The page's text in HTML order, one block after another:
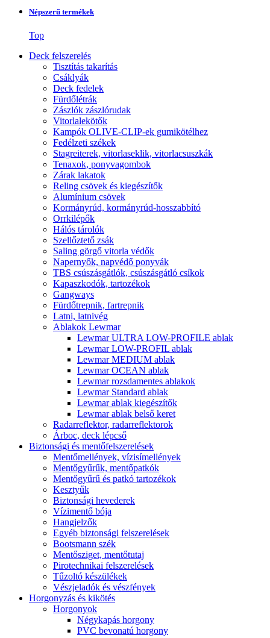
Népszerű termékek
Top
Deck felszerelés
Tisztítás takarítás
Csáklyák
Deck fedelek
Fürdőlétrák
Zászlók zászlórudak
Vitorlalekötők
Kampók OLIVE-CLIP-ek gumikötélhez
Fedélzeti székek
Stagreiterek, vitorlaseklik, vitorlacsuszkák
Tenaxok, ponyvagombok
Zárak lakatok
Reling csövek és kiegészítők
Alumínium csövek
Kormányrúd, kormányrúd-hosszabbító
Orrkilépők
Hálós tárolók
Szellőztető zsák
Saling görgő vitorla védők
Napernyők, napvédő ponyvák
TBS csúszásgátlók, csúszásgátló csíkok
Kapaszkodók, tartozékok
Gangways
Fürdőtrepnik, fartrepnik
Latni, latnivég
Ablakok Lewmar
Lewmar ULTRA LOW-PROFILE ablak
Lewmar LOW-PROFIL ablak
Lewmar MEDIUM ablak
Lewmar OCEAN ablak
Lewmar rozsdamentes ablakok
Lewmar Standard ablak
Lewmar ablak kiegészítők
Lewmar ablak belső keret
Radarreflektor, radarreflektorok
Árboc, deck lépcső
Biztonsági és mentőfelszerelések
Mentőmellények, vízisímellények
Mentőgyűrűk, mentőpatkók
Mentőgyűrű és patkó tartozékok
Kesztyűk
Biztonsági hevederek
Vízimentő bója
Hangjelzők
Egyéb biztonsági felszerelések
Bootsmann szék
Mentősziget, mentőtutaj
Pirotechnikai felszerelések
Tűzoltó készülékek
Vészjeladók és vészfények
Horgonyzás és kikötés
Horgonyok
Négykapás horgony
PVC bevonatú horgony